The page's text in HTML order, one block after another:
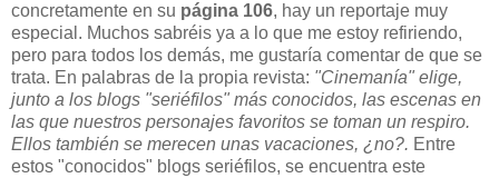
concretamente en su página 106, hay un reportaje muy
especial. Muchos sabréis ya a lo que me estoy refiriendo,
pero para todos los demás, me gustaría comentar de que se
trata. En palabras de la propia revista: "Cinemanía" elige,
junto a los blogs "seriéfilos" más conocidos, las escenas en
las que nuestros personajes favoritos se toman un respiro.
Ellos también se merecen unas vacaciones, ¿no?. Entre
estos "conocidos" blogs seriéfilos, se encuentra este